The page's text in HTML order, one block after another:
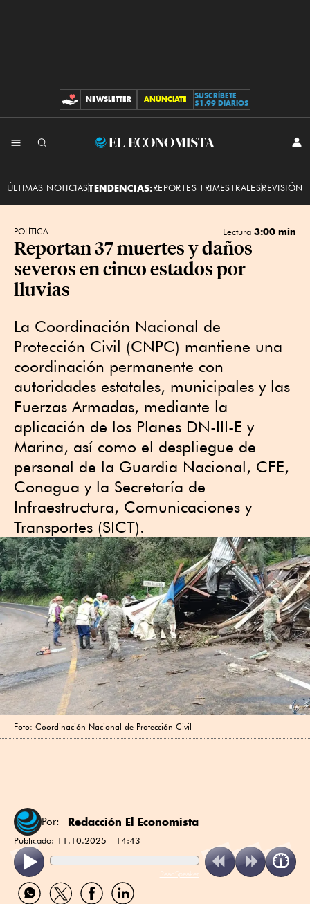
CONTRIBUCIONES
NEWSLETTER ANÚNCIATE
SUSCRÍBETE
$1.99 DIARIOS
El
ÚLTIMAS NOTICIASTENDENCIAS:REPORTES TRIMESTRALESREVISIÓN
POLÍTICA Lectura 3:00 min
Reportan 37 muertes y daños
severos en cinco estados por
lluvias
La Coordinación Nacional de
Protección Civil (CNPC) mantiene una
coordinación permanente con
autoridades estatales, municipales y las
Fuerzas Armadas, mediante la
aplicación de los Planes DN-III-E y
Marina, así como el despliegue de
personal de la Guardia Nacional, CFE,
Conagua y la Secretaría de
Infraestructura, Comunicaciones y
Transportes (SICT).
Foto: Coordinación Nacional de Protección Civil
Por: Redacción El Economista
Publicado: 11.10.2025 - 14:43
ReadSpeaker
Compartir
por
Compartir
por
Compartir
por
Compartir
por